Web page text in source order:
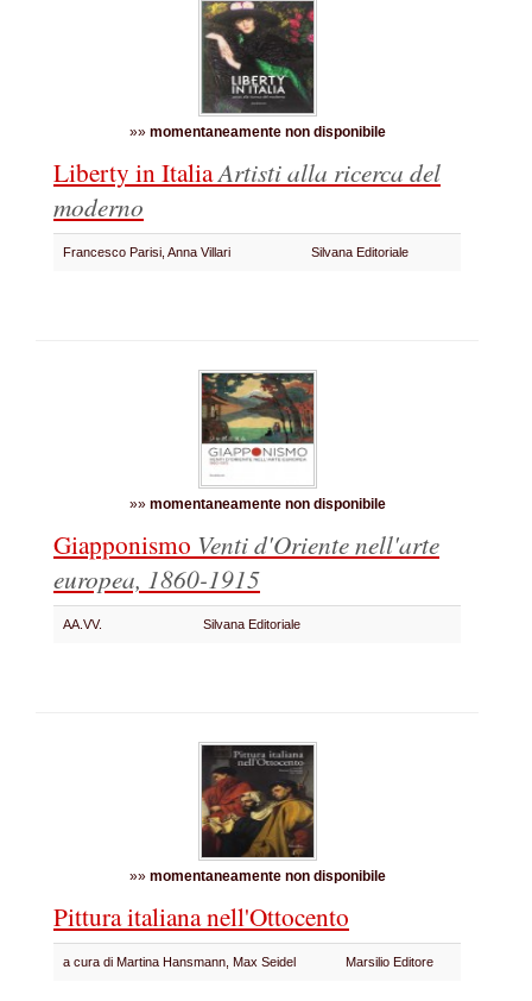
»» momentaneamente non disponibile
Liberty in ItaliaArtisti alla ricerca del
moderno
Francesco Parisi, Anna Villari Silvana Editoriale
»» momentaneamente non disponibile
Giapponismo Venti d'Oriente nell'arte
europea, 1860-1915
AA.VV. Silvana Editoriale
»» momentaneamente non disponibile
Pittura italiana nell'Ottocento
a cura di Martina Hansmann, Max Seidel Marsilio Editore